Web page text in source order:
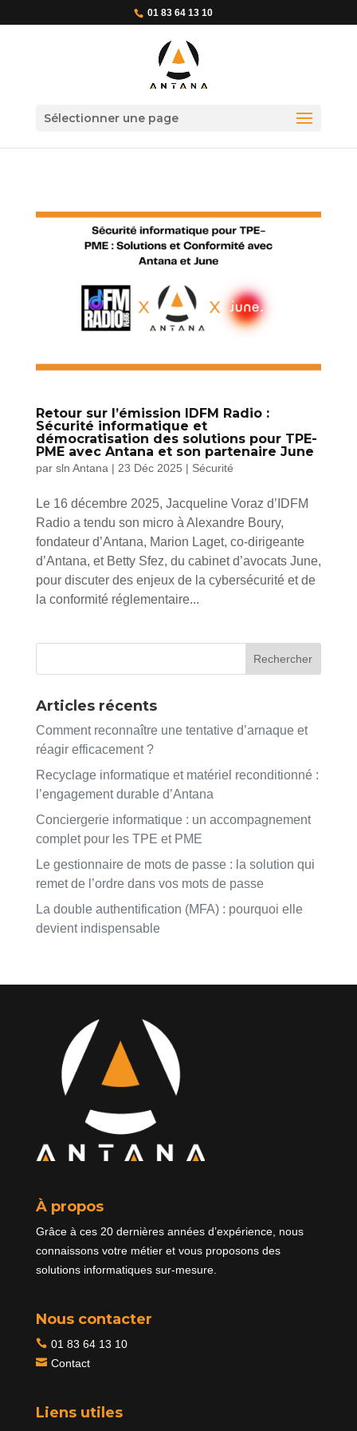
01 83 64 13 10
Sélectionner une page
Retour sur l’émission IDFM Radio :
Sécurité informatique et
démocratisation des solutions pour TPE-
PME avec Antana et son partenaire June
par sln Antana | 23 Déc 2025 | Sécurité
Le 16 décembre 2025, Jacqueline Voraz d’IDFM
Radio a tendu son micro à Alexandre Boury,
fondateur d’Antana, Marion Laget, co-dirigeante
d’Antana, et Betty Sfez, du cabinet d’avocats June,
pour discuter des enjeux de la cybersécurité et de
la conformité réglementaire...
Articles récents
Comment reconnaître une tentative d’arnaque et
réagir efficacement ?
Recyclage informatique et matériel reconditionné :
l’engagement durable d’Antana
Conciergerie informatique : un accompagnement
complet pour les TPE et PME
Le gestionnaire de mots de passe : la solution qui
remet de l’ordre dans vos mots de passe
La double authentification (MFA) : pourquoi elle
devient indispensable
À propos
Grâce à ces 20 dernières années d’expérience, nous
connaissons votre métier et vous proposons des
solutions informatiques sur-mesure.
Nous contacter
 01 83 64 13 10
Contact
Liens utiles